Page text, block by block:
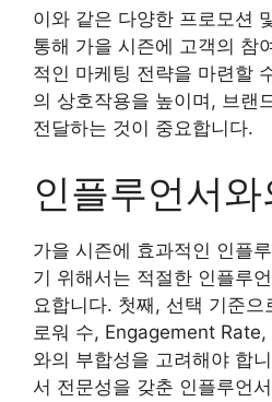
이와 같은 다양한 프로모션
통해 가을 시즌에 고객의 참
적인 마케팅 전략을 마련할
의 상호작용을 높이며, 브랜
전달하는 것이 중요합니다.
인플루언서와
가을 시즌에 효과적인 인플
기 위해서는 적절한 인플루
요합니다. 첫째, 선택 기준
로워 수, Engagement Rate,
와의 부합성을 고려해야 합
서 전문성을 갖춘 인플루언